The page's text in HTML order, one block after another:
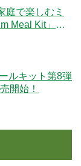
庭で楽しむミ
Meal Kit」シ
ルキット第8弾
開始！